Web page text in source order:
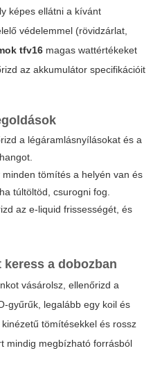
képes ellátni a kívánt
védelemmel (rövidzárlat,
tfv16 magas wattértékeket
az akkumulátor specifikációit
a légáramlásnyílásokat és a
tömítés a helyén van és
túltöltöd, csurogni fog.
az e-liquid frissességét, és
a dobozban
vásárolsz, ellenőrizd a
gyűrűk, legalább egy koil és
tömítésekkel és rossz
mindig megbízható forrásból